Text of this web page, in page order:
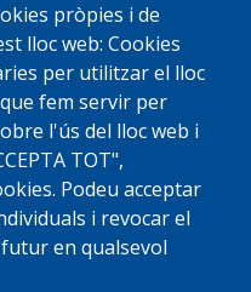
pròpies i de
lloc web: Cookies
per utilitzar el lloc
fem servir per
l'ús del lloc web i
TOT",
Podeu acceptar
i revocar el
en qualsevol